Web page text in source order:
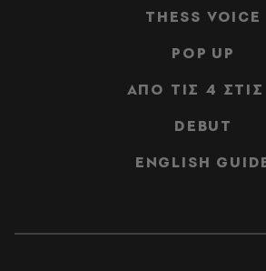
THESS VOICE
POP UP
ΑΠΟ ΤΙΣ 4 ΣΤΙΣ
DEBUT
ENGLISH